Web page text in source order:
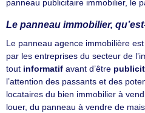
panneau publicitaire immobilier, le
Le panneau immobilier,
Le panneau agence immobilière
par les entreprises du secteur de
tout informatif avant d’être
l’attention des passants et des
locataires du bien immobilier à
louer, du panneau à vendre de